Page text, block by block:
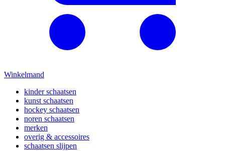
Winkelmand
kinder schaatsen
kunst schaatsen
hockey schaatsen
noren schaatsen
merken
overig & accessoires
schaatsen slijpen